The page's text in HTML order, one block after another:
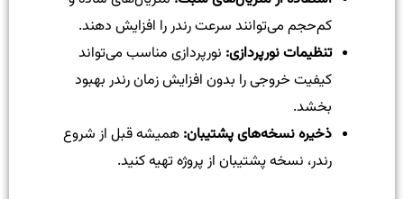
کم‌حجم می‌توانند سرعت رندر را افزایش دهند.
تنظیمات نورپردازی: نورپردازی مناسب می‌تواند
کیفیت خروجی را بدون افزایش زمان رندر بهبود
بخشد.
ذخیره نسخه‌های پشتیبان: همیشه قبل از شروع
رندر، نسخه پشتیبان از پروژه تهیه کنید.